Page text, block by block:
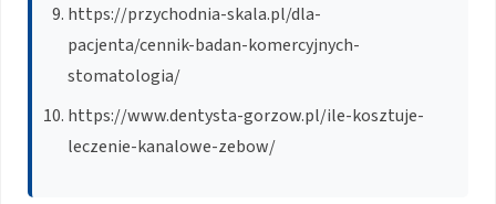
https://przychodnia-skala.pl/dla-
pacjenta/cennik-badan-komercyjnych-
stomatologia/
https://www.dentysta-gorzow.pl/ile-kosztuje-
leczenie-kanalowe-zebow/